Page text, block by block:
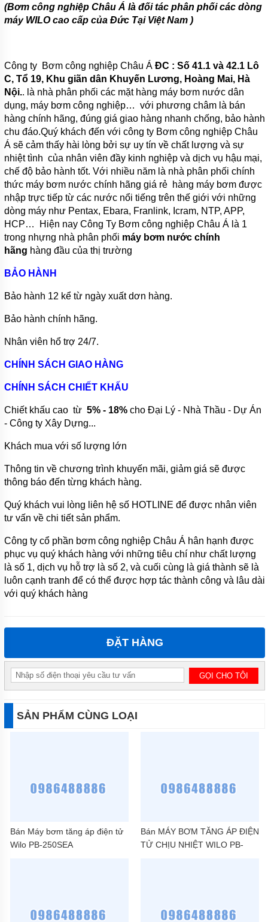
PHUY
MÁY
MOTOR
ĐIỆN
PHỤ
KIỆN
MÁY
BƠM
MÁY
BƠM
RỬA
XE,
XỊT
RỬA
MÁY
LẠNH
MÁY
BƠM
HOÀN
NƯỚC
SỤC
CHÌM
MÁY
DẦU
MÁY
BƠM
NƯỚC
ĐÌNH
MÁY
HÚT
CHÂN
ĐỘNG
DIESEL
MÁY
BƠM TỰ
MỒI
QEEHUA-
CHINA
TRỢ
BƠM
CÔNG
NGHIỆP
THIỆU
SẢN
PHẨM
(Bơm công nghiệp Châu Á là đối tác phân phối các dòng
máy WILO cao cấp của Đức Tại Việt Nam )
Công ty Bơm công nghiệp Châu Á ĐC : Số 41.1 và 42.1 Lô
C, Tổ 19, Khu giãn dân Khuyến Lương, Hoàng Mai, Hà
Nội.. là nhà phân phối các mặt hàng máy bơm nước dân
dụng, máy bơm công nghiệp… với phương châm là bán
hàng chính hãng, đúng giá giao hàng nhanh chống, bảo hành
chu đáo.Quý khách đến với công ty Bơm công nghiệp Châu
Á sẽ cảm thấy hài lòng bởi sự uy tín về chất lượng và sự
nhiệt tình của nhân viên đầy kinh nghiệp và dịch vụ hậu mại,
chế độ bảo hành tốt. Với nhiều năm là nhà phân phối chính
thức máy bơm nước chính hãng giá rẻ hàng máy bơm được
nhập trực tiếp từ các nước nổi tiếng trên thế giới với những
dòng máy như Pentax, Ebara, Franlink, Icram, NTP, APP,
HCP… Hiện nay Công Ty Bơm công nghiệp Châu Á là 1
trong nhựng nhà phân phối máy bơm nước chính
hãng hàng đầu của thị trường
BẢO HÀNH
Bảo hành 12 kể từ ngày xuất dơn hàng.
Bảo hành chính hãng.
Nhân viên hổ trợ 24/7.
CHÍNH SÁCH GIAO HÀNG
CHÍNH SÁCH CHIẾT KHẤU
Chiết khấu cao từ 5% - 18% cho Đại Lý - Nhà Thầu - Dự Án
- Công ty Xây Dựng...
Khách mua với số lượng lớn
Thông tin về chương trình khuyến mãi, giảm giá sẽ được
thông báo đến từng khách hàng.
Quý khách vui lòng liên hệ số HOTLINE để được nhân viên
tư vấn về chi tiết sản phẩm.
Công ty cổ phần bơm công nghiệp Châu Á hân hạnh được
phục vụ quý khách hàng với những tiêu chí như chất lượng
là số 1, dịch vụ hỗ trợ là số 2, và cuối cùng là giá thành sẽ là
luôn cạnh tranh để có thể được hợp tác thành công và lâu dài
với quý khách hàng
ĐẶT HÀNG
SẢN PHẨM CÙNG LOẠI
Bán Máy bơm tăng áp điện tử
Wilo PB-250SEA
Bán MÁY BƠM TĂNG ÁP ĐIỆN
TỬ CHỊU NHIỆT WILO PB-